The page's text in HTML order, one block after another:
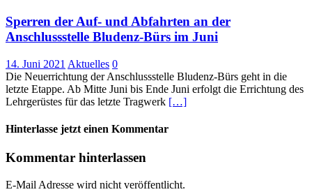
Sperren der Auf- und Abfahrten an der
Anschlussstelle Bludenz-Bürs im Juni
14. Juni 2021 Aktuelles 0
Die Neuerrichtung der Anschlussstelle Bludenz-Bürs geht in die
letzte Etappe. Ab Mitte Juni bis Ende Juni erfolgt die Errichtung des
Lehrgerüstes für das letzte Tragwerk […]
Hinterlasse jetzt einen Kommentar
Kommentar hinterlassen
E-Mail Adresse wird nicht veröffentlicht.